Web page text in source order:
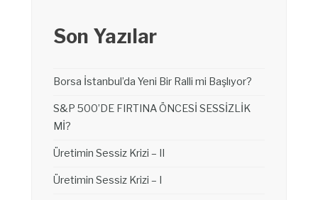
Son Yazılar
Borsa İstanbul’da Yeni Bir Ralli mi Başlıyor?
S&P 500’DE FIRTINA ÖNCESİ SESSİZLİK
Mİ?
Üretimin Sessiz Krizi – II
Üretimin Sessiz Krizi – I